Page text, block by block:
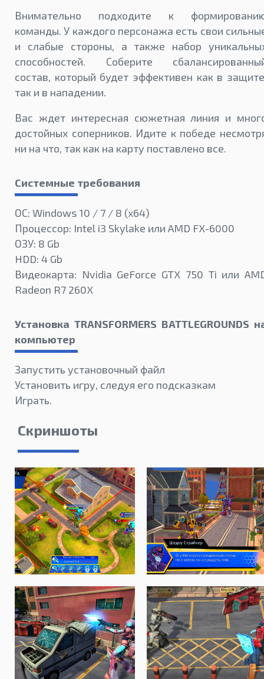
Внимательно подходите к
команды. У каждого персонажа есть свои
и слабые стороны, а также набор
способностей. Соберите
состав, который будет эффективен как в
так и в нападении.
Вас ждет интересная сюжетная линия и
достойных соперников. Идите к победе
ни на что, так как на карту поставлено все.
Системные требования
ОС: Windows 10 / 7 / 8 (x64)
Процессор: Intel i3 Skylake или AMD FX-6000
ОЗУ: 8 Gb
HDD: 4 Gb
Видеокарта: Nvidia GeForce GTX 750 Ti или
Radeon R7 260X
Установка TRANSFORMERS BATTLEGROUNDS
компьютер
Запустить установочный файл
Установить игру, следуя его подсказкам
Играть.
Скриншоты